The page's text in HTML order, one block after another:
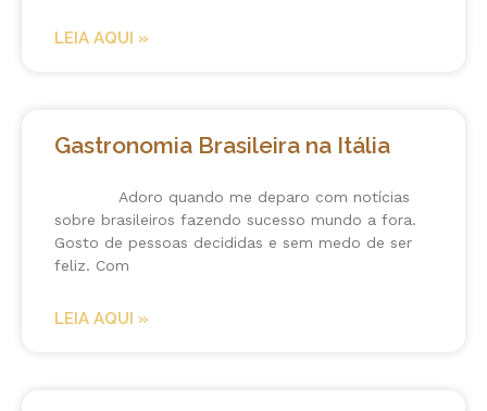
LEIA AQUI »
Gastronomia Brasileira na Itália
Adoro quando me deparo com notícias
sobre brasileiros fazendo sucesso mundo a fora.
Gosto de pessoas decididas e sem medo de ser
feliz. Com
LEIA AQUI »